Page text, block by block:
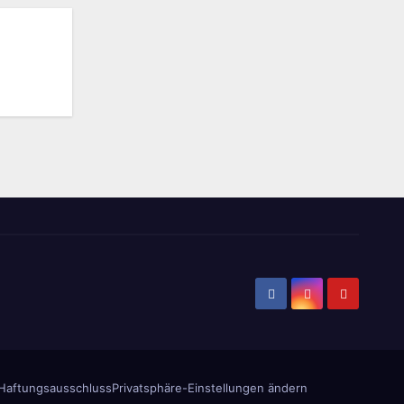
Privatsphäre-Einstellungen ändern